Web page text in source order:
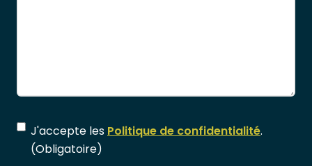
Consentement(Obligatoire)
J'accepte les Politique de confidentialité.
(Obligatoire)